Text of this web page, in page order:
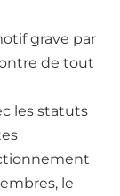
grave par
de tout
les statuts
le